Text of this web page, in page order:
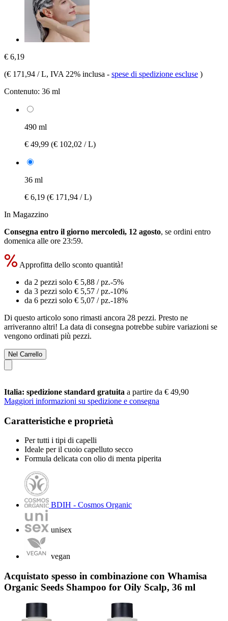
€ 6,19
(€ 171,94 / L, IVA 22% inclusa - spese di spedizione escluse )
Contenuto: 36 ml
490 ml
€ 49,99 (€ 102,02 / L)
36 ml
€ 6,19 (€ 171,94 / L)
In Magazzino
Consegna entro il giorno mercoledì, 12 agosto, se ordini entro
domenica alle ore 23:59.
Approfitta dello sconto quantità!
da 2 pezzi solo € 5,88 / pz.-5%
da 3 pezzi solo € 5,57 / pz.-10%
da 6 pezzi solo € 5,07 / pz.-18%
Di questo articolo sono rimasti ancora 28 pezzi. Presto ne
arriveranno altri! La data di consegna potrebbe subire variazioni se
vengono ordinati più pezzi.
Nel Carrello
Italia: spedizione standard gratuita a partire da € 49,90
Maggiori informazioni su spedizione e consegna
Caratteristiche e proprietà
Per tutti i tipi di capelli
Ideale per il cuoio capelluto secco
Formula delicata con olio di menta piperita
BDIH - Cosmos Organic
unisex
vegan
Acquistato spesso in combinazione con Whamisa
Organic Seeds Shampoo for Oily Scalp, 36 ml